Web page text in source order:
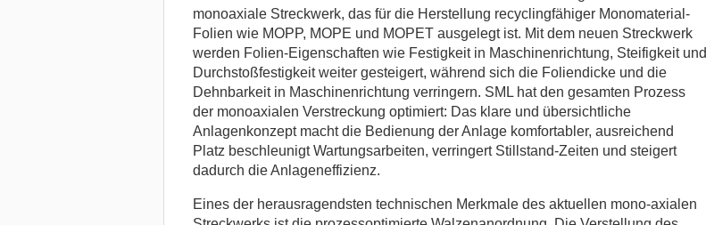
monoaxiale Streckwerk, das für die Herstellung recyclingfähiger Monomaterial-
Folien wie MOPP, MOPE und MOPET ausgelegt ist. Mit dem neuen Streckwerk
werden Folien-Eigenschaften wie Festigkeit in Maschinenrichtung, Steifigkeit und
Durchstoßfestigkeit weiter gesteigert, während sich die Foliendicke und die
Dehnbarkeit in Maschinenrichtung verringern. SML hat den gesamten Prozess
der monoaxialen Verstreckung optimiert: Das klare und übersichtliche
Anlagenkonzept macht die Bedienung der Anlage komfortabler, ausreichend
Platz beschleunigt Wartungsarbeiten, verringert Stillstand-Zeiten und steigert
dadurch die Anlageneffizienz.
Eines der herausragendsten technischen Merkmale des aktuellen mono-axialen